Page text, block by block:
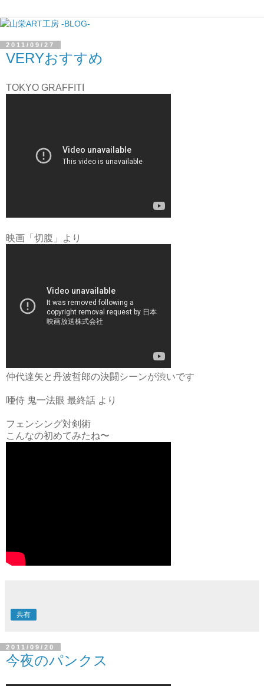
2011/09/27
VERYおすすめ
TOKYO GRAFFITI
映画「切腹」より
仲代達矢と丹波哲郎の決闘シーンが渋いです
唖侍 鬼一法眼 最終話 より
フェンシング対剣術
こんなの初めてみたね〜
共有
2011/09/20
今夜のパンクス